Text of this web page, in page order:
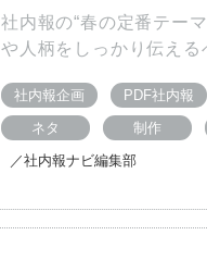
社内報の“春の定番テー
や人柄をしっかり伝え
社内報企画 PDF社内報
ネタ
制作
／社内報ナビ編集部